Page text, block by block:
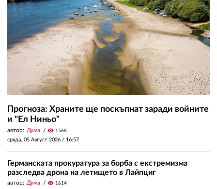
Прогноза: Храните ще поскъпнат заради войните
и "Ел Ниньо"
автор: Дума visibility 1568
сряда, 05 Август 2026 / 16:57
Германската прокуратура за борба с екстремизма
разследва дрона на летището в Лайпциг
автор: Дума visibility 1614